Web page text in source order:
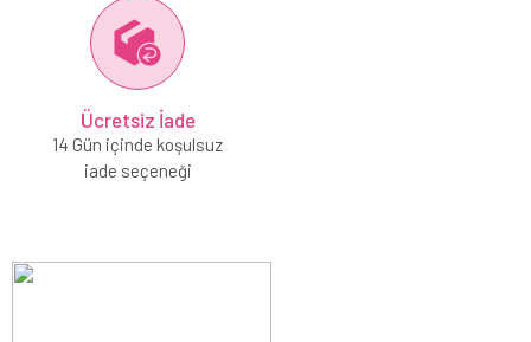
Ücretsiz İade
14 Gün içinde koşulsuz
iade seçeneği